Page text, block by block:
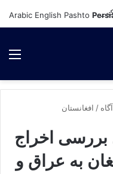
روسیه به دروازه‌های اسلوویانسک نزدیک می‌شود؛ نبرد سرنوشت‌ساز در شرق اوکراین در راه است
/ افغانستان
بررسی اخراج
به عراق و
Arabic English Pashto